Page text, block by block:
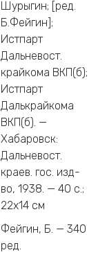
Шурыгин; [ред.
Б.Фейгин];
Истпарт
Дальневост.
крайкома ВКП(б);
Истпарт
Далькрайкома
ВКП(б). —
Хабаровск:
Дальневост.
краев. гос. изд-
во, 1938. — 40 c.;
22х14 см
Фейгин, Б. — 340
ред.